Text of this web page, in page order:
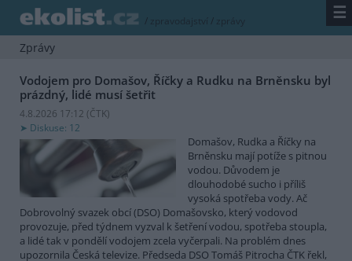
/ zpravodajství / zprávy ☰
Zprávy
Vodojem pro Domašov, Říčky a Rudku na Brněnsku byl
prázdný, lidé musí šetřit
4.8.2026 17:12 (ČTK)
Diskuse: 12
Domašov, Rudka a Říčky na
Brněnsku mají potíže s pitnou
vodou. Důvodem je
dlouhodobé sucho i příliš
vysoká spotřeba vody. Ač
Dobrovolný svazek obcí (DSO) Domašovsko, který vodovod
provozuje, před týdnem vyzval k šetření vodou, spotřeba stoupla,
a lidé tak v pondělí vodojem zcela vyčerpali. Na problém dnes
upozornila Česká televize. Předseda DSO Tomáš Pitrocha ČTK řekl,